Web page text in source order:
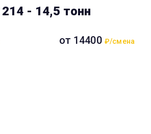
214 - 14,5 тонн
от 14400 ₽/смена